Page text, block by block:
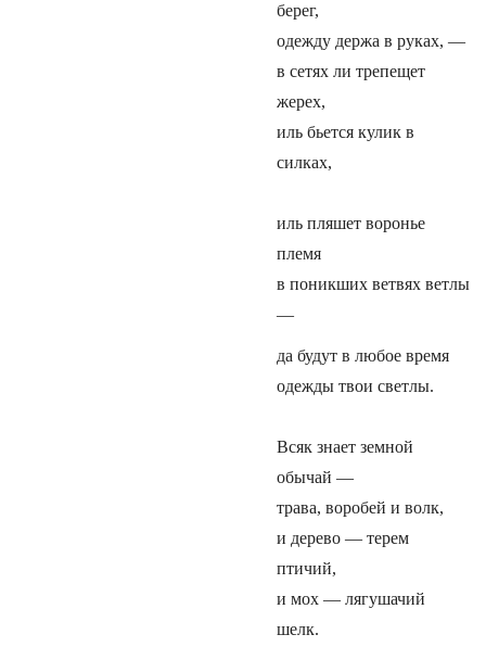
берег,
одежду держа в руках, —
в сетях ли трепещет
жерех,
иль бьется кулик в
силках,
иль пляшет воронье
племя
в поникших ветвях ветлы
—
да будут в любое время
одежды твои светлы.
Всяк знает земной
обычай —
трава, воробей и волк,
и дерево — терем
птичий,
и мох — лягушачий
шелк.